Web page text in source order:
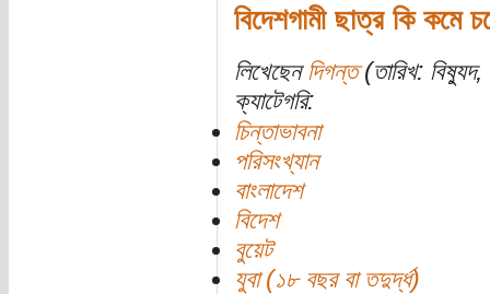
বিদেশগামী ছাত্র কি কমে
লিখেছেন দিগন্ত(তারিখ:
ক্যাটেগরি:
চিন্তাভাবনা
পরিসংখ্যান
বাংলাদেশ
বিদেশ
বুয়েট
যুবা (১৮ বছর বা তদুর্দ্ধ)